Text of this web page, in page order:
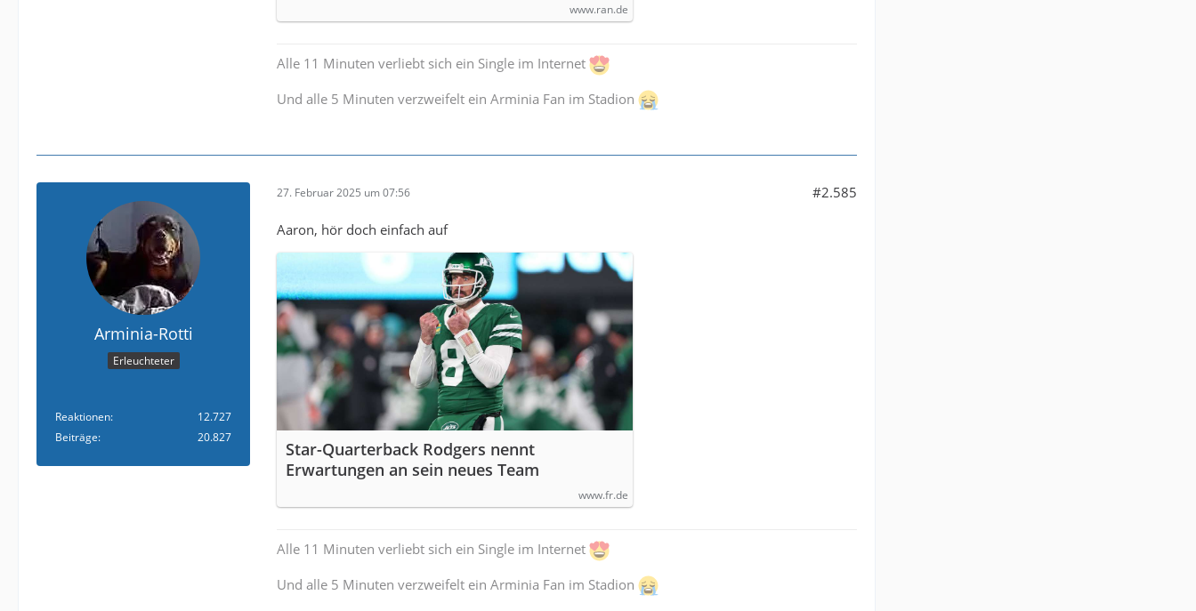
www.ran.de
Alle 11 Minuten verliebt sich ein Single im Internet
Und alle 5 Minuten verzweifelt ein Arminia Fan im Stadion
Arminia-Rotti
Erleuchteter
Reaktionen
12.727
Beiträge
20.827
27. Februar 2025 um 07:56 #2.585
Aaron, hör doch einfach auf
Star-Quarterback Rodgers nennt
Erwartungen an sein neues Team
www.fr.de
Alle 11 Minuten verliebt sich ein Single im Internet
Und alle 5 Minuten verzweifelt ein Arminia Fan im Stadion